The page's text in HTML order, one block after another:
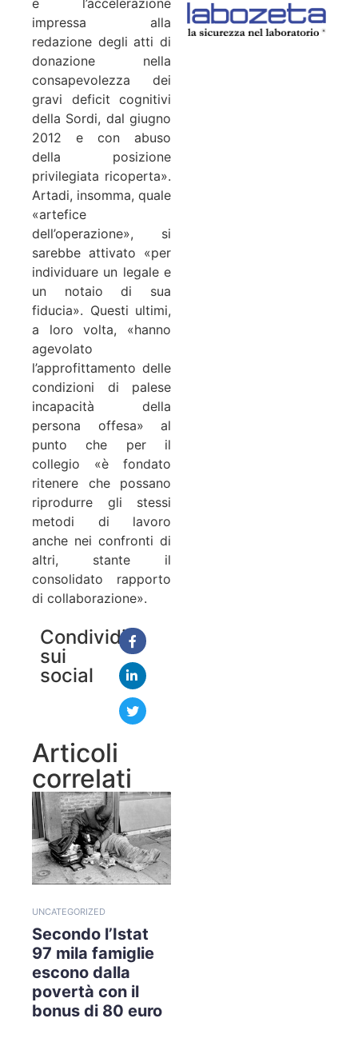
e l’accelerazione
impressa alla
redazione degli atti di
donazione nella
consapevolezza dei
gravi deficit cognitivi
della Sordi, dal giugno
2012 e con abuso
della posizione
privilegiata ricoperta».
Artadi, insomma, quale
«artefice
dell’operazione», si
sarebbe attivato «per
individuare un legale e
un notaio di sua
fiducia». Questi ultimi,
a loro volta, «hanno
agevolato
l’approfittamento delle
condizioni di palese
incapacità della
persona offesa» al
punto che per il
collegio «è fondato
ritenere che possano
riprodurre gli stessi
metodi di lavoro
anche nei confronti di
altri, stante il
consolidato rapporto
di collaborazione».
Condividi
sui
social
Articoli
correlati
UNCATEGORIZED
Secondo l’Istat
97 mila famiglie
escono dalla
povertà con il
bonus di 80 euro